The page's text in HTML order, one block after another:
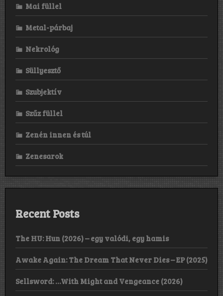
Mai füllel
Metal-párbaj
Nekrológ
Süllyesztő
Szubjektív
Szűz füllel
Zenén innen és túl
Zenesarok
Recent Posts
The HU: Hun (2026) – egy valódi, egy hamis
Awake Again: The Dream That Never Dies – EP (2025)
Sellsword: …With Might and Vengeance (2026)